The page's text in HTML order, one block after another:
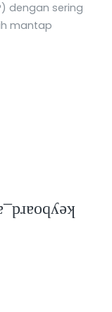
dengan sering
mantap